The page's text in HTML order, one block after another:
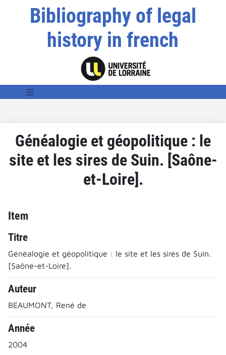
Bibliography of legal
history in french
Généalogie et géopolitique : le
site et les sires de Suin. [Saône-
et-Loire].
Item
Titre
Généalogie et géopolitique : le site et les sires de Suin.
[Saône-et-Loire].
Auteur
BEAUMONT, René de
Année
2004